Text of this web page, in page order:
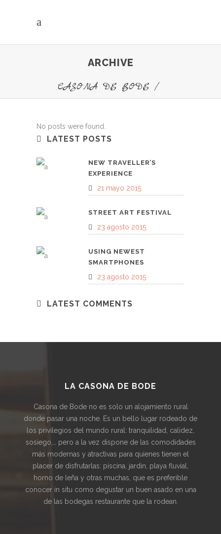
ARCHIVE
CASONA DE BODE /
No posts were found.
LATEST POSTS
NEW TRAVELLER’S
EXPERIENCE
21 mayo 2015
STREET ART FESTIVAL
23 agosto 2015
USING NEWEST
SMARTPHONES
23 agosto 2015
LATEST COMMENTS
LA CASONA DE BODE
Casona de Bode no es solo un alojamiento rural
donde pasar una noche. Es un bello lugar rodeado de
los privilegios del mundo rural: tranquilidad, calidez,
sosiego,… pero a la vez dispone de las comodidades
más modernas y atractivas para quienes tienen el
placer de disfrutarlas: piscina, jardin, playa fluvial,
horno de leña y otras muchas, que es preferible
conocer in situ como degustar un buen asado en una
de las bodegas restaurante que la rodean.